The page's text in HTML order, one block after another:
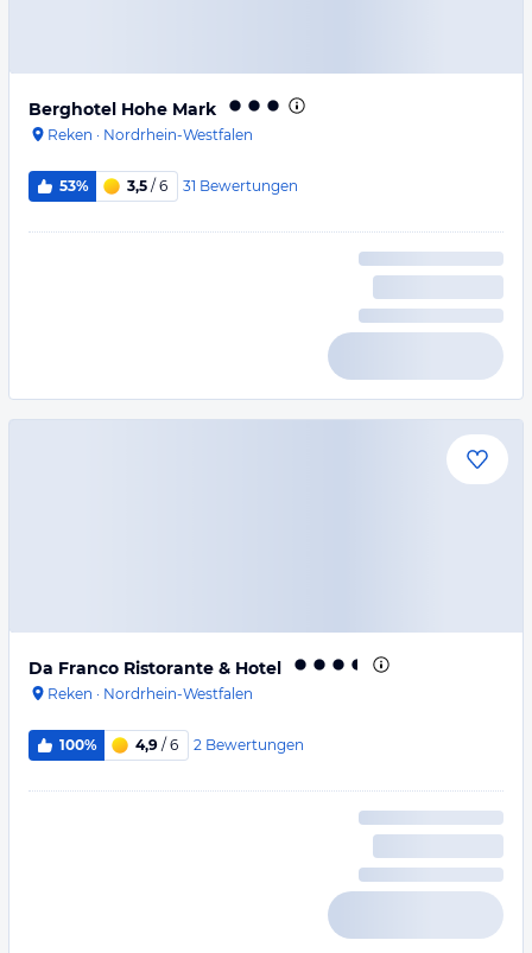
Berghotel Hohe Mark
Reken · Nordrhein-Westfalen
53% 3,5 / 6 31 Bewertungen
Da Franco Ristorante & Hotel
Reken · Nordrhein-Westfalen
100% 4,9 / 6 2 Bewertungen